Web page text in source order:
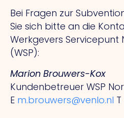
Bei Fragen zur
Sie sich bitte an die
Werkgevers
(WSP):
Marion Brouwers-Kox
Kundenbetreuer WSP
E m.brouwers@venlo.nl T